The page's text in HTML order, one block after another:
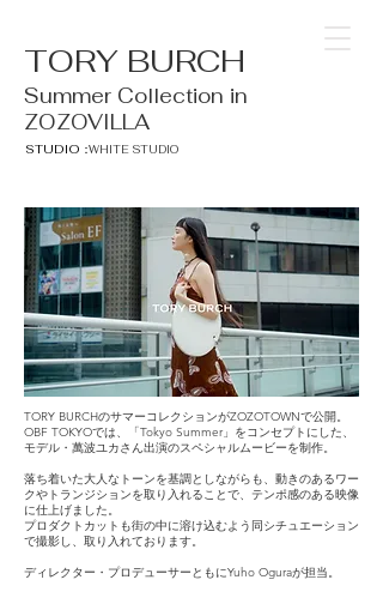
TORY BURCH
Summer Collection in
ZOZOVILLA
STUDIO：WHITE STUDIO
TORY BURCHのサマーコレクションがZOZOTOWNで公開。
OBF TOKYOでは、「Tokyo Summer」をコンセプトにした、
モデル・萬波ユカさん出演のスペシャルムービーを制作。
落ち着いた大人なトーンを基調としながらも、動きのあるワー
クやトランジションを取り入れることで、テンポ感のある映像
に仕上げました。
プロダクトカットも街の中に溶け込むよう同シチュエーション
で撮影し、取り入れております。
ディレクター・プロデューサーともにYuho Oguraが担当。